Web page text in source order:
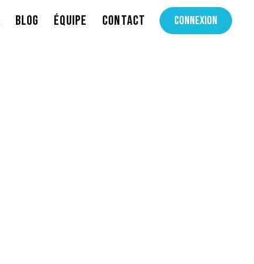
BLOG ÉQUIPE CONTACT CONNEXION